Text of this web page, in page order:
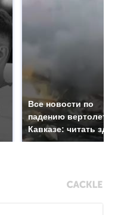
Все новости по
падению вертолета на
Кавказе: читать здесь